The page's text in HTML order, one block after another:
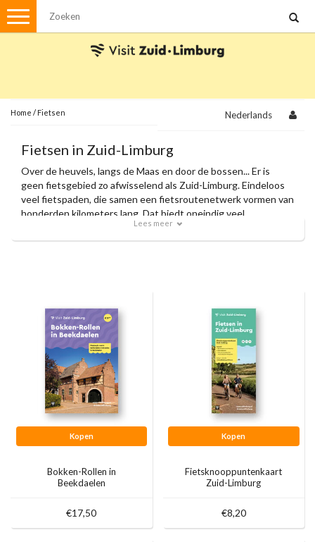
Menu
Met de auto
Visvergunningen
Brochures en kaarten
Plattegronden
Uit de streek
Ansichtkaarten
Home / Fietsen Nederlands
Fietsen in Zuid-Limburg
Over de heuvels, langs de Maas en door de bossen... Er is
geen fietsgebied zo afwisselend als Zuid-Limburg. Eindeloos
veel fietspaden, die samen een fietsroutenetwerk vormen van
honderden kilometers lang. Dat biedt oneindig veel
fietsplezier voor de recreatieve fietser, de wielrenner en de
mountainbiker.
Lees meer
Kopen
Bokken-Rollen in
Beekdaelen
€17,50
Kopen
Fietsknooppuntenkaart
Zuid-Limburg
€8,20